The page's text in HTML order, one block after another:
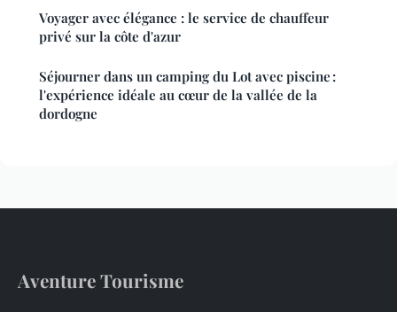
Voyager avec élégance : le service de chauffeur
privé sur la côte d'azur
Séjourner dans un camping du Lot avec piscine :
l'expérience idéale au cœur de la vallée de la
dordogne
Aventure Tourisme